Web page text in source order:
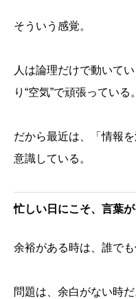
そういう感覚。
人は論理だけで動いて
り“空気”で頑張っている。
だから最近は、「情報
意識している。
忙しい日にこそ、言葉
余裕がある時は、誰でも
問題は、余白がない時だ